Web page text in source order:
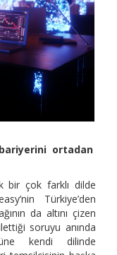
ortadan
bir çok farklı dilde
Türkiye’den
da altını çizen
soruyu anında
kendi dilinde